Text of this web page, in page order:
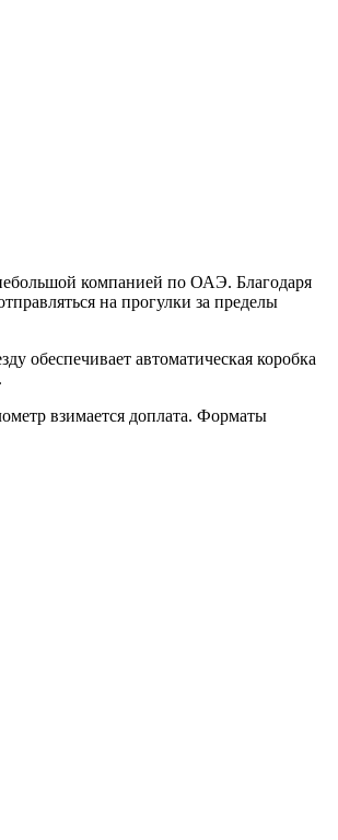
компанией по ОАЭ. Благодаря
на прогулки за пределы
автоматическая коробка
взимается доплата. Форматы